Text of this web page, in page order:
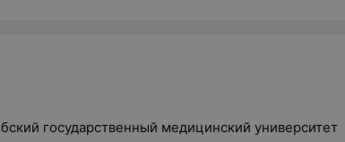
государственный медицинский университет